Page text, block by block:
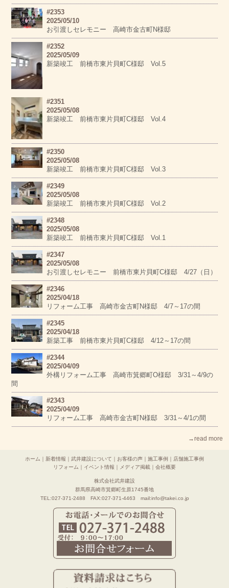
#2353
2025/05/10
お引渡しセレモニー 高崎市金古町N様邸
#2352
2025/05/09
新築竣工 前橋市東片貝町C様邸 Vol.5
#2351
2025/05/08
新築竣工 前橋市東片貝町C様邸 Vol.4
#2350
2025/05/08
新築竣工 前橋市東片貝町C様邸 Vol.3
#2349
2025/05/08
新築竣工 前橋市東片貝町C様邸 Vol.2
#2348
2025/05/08
新築竣工 前橋市東片貝町C様邸 Vol.1
#2347
2025/05/08
お引渡しセレモニー 前橋市東片貝町C様邸 4/27（日）
#2346
2025/04/18
リフォーム工事 高崎市金古町N様邸 4/7～17の間
#2345
2025/04/18
新築工事 前橋市東片貝町C様邸 4/12～17の間
#2344
2025/04/09
外構リフォーム工事 高崎市箕郷町O様邸 3/31～4/9の
間
#2343
2025/04/09
リフォーム工事 高崎市金古町N様邸 3/31～4/1の間
→read more
ホーム 新着情報 武井建設について お客様の声 施工事例
店舗施工事例
リフォーム
イベント情報 メディア掲載 会社概要
株式会社武井建設
群馬県高崎市箕郷町生原1745番地
TEL:027-371-2488 FAX:027-371-4463 mail:info@takei.co.jp